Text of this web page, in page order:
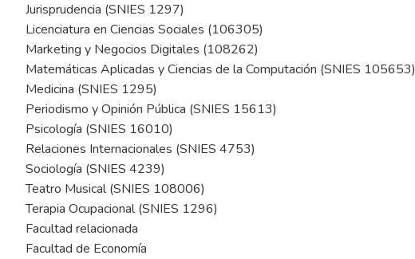
Jurisprudencia (SNIES 1297)
Licenciatura en Ciencias Sociales (106305)
Marketing y Negocios Digitales (108262)
Matemáticas Aplicadas y Ciencias de la Computación (SNIES 105653)
Medicina (SNIES 1295)
Periodismo y Opinión Pública (SNIES 15613)
Psicología (SNIES 16010)
Relaciones Internacionales (SNIES 4753)
Sociología (SNIES 4239)
Teatro Musical (SNIES 108006)
Terapia Ocupacional (SNIES 1296)
Facultad relacionada
Facultad de Economía